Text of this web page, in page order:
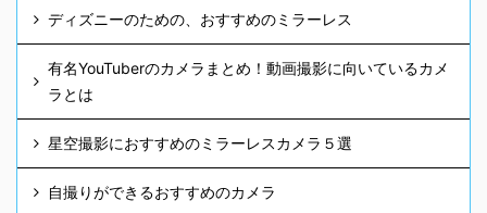
ディズニーのための、おすすめのミラーレス
有名YouTuberのカメラまとめ！動画撮影に向いているカメ
ラとは
星空撮影におすすめのミラーレスカメラ５選
自撮りができるおすすめのカメラ